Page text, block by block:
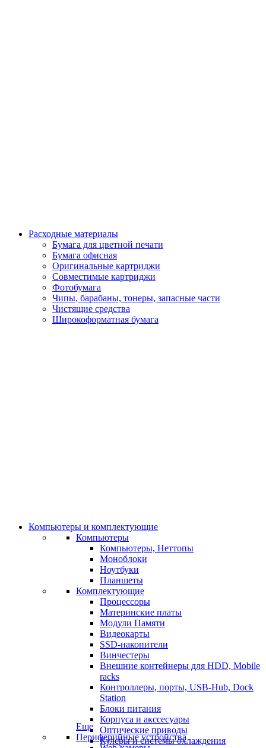
Расходные материалы
Бумага для цветной печати
Бумага офисная
Оригинальные картриджи
Совместимые картриджи
Фотобумага
Чипы, барабаны, тонеры, запасные части
Чистящие средства
Широкоформатная бумага
Компьютеры и комплектующие
Компьютеры
Компьютеры, Неттопы
Моноблоки
Ноутбуки
Планшеты
Комплектующие
Процессоры
Материнские платы
Модули Памяти
Видеокарты
SSD-накопители
Винчестеры
Внешние контейнеры для HDD, Mobile
racks
Контроллеры, порты, USB-Hub, Dock
Station
Блоки питания
Корпуса и акссесуары
Оптические приводы
Кулеры и системы охлаждения
Еще
Периферийные устройства